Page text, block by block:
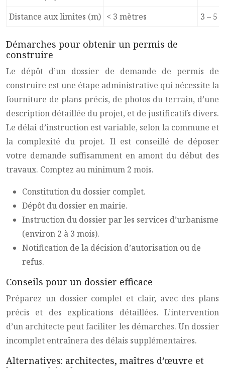
Distance aux limites (m) < 3 mètres 3 – 5
Démarches pour obtenir un permis de
construire
Le dépôt d’un dossier de demande de permis de
construire est une étape administrative qui nécessite la
fourniture de plans précis, de photos du terrain, d’une
description détaillée du projet, et de justificatifs divers.
Le délai d’instruction est variable, selon la commune et
la complexité du projet. Il est conseillé de déposer
votre demande suffisamment en amont du début des
travaux. Comptez au minimum 2 mois.
Constitution du dossier complet.
Dépôt du dossier en mairie.
Instruction du dossier par les services d’urbanisme
(environ 2 à 3 mois).
Notification de la décision d’autorisation ou de
refus.
Conseils pour un dossier efficace
Préparez un dossier complet et clair, avec des plans
précis et des explications détaillées. L’intervention
d’un architecte peut faciliter les démarches. Un dossier
incomplet entraînera des délais supplémentaires.
Alternatives: architectes, maîtres d’œuvre et